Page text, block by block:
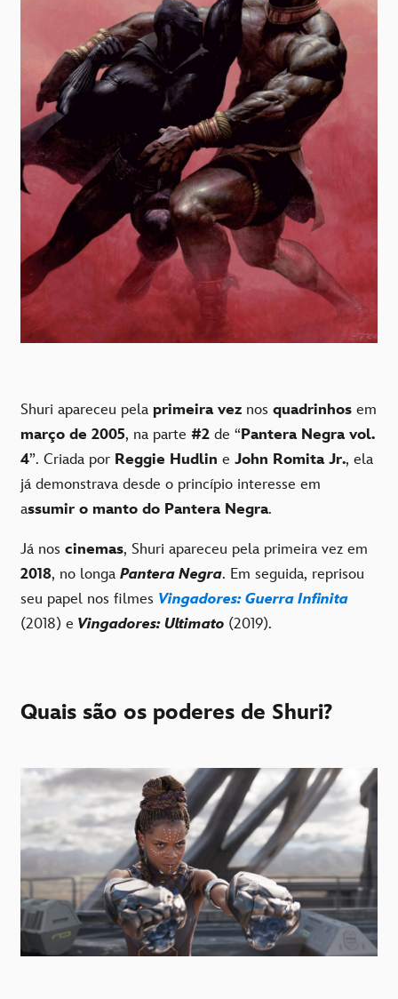
Shuri apareceu pela primeira vez nos quadrinhos em
março de 2005, na parte #2 de “Pantera Negra vol.
4”. Criada por Reggie Hudlin e John Romita Jr., ela
já demonstrava desde o princípio interesse em
assumir o manto do Pantera Negra.
Já nos cinemas, Shuri apareceu pela primeira vez em
2018, no longa Pantera Negra. Em seguida, reprisou
seu papel nos filmes Vingadores: Guerra Infinita
(2018) e Vingadores: Ultimato (2019).
Quais são os poderes de Shuri?